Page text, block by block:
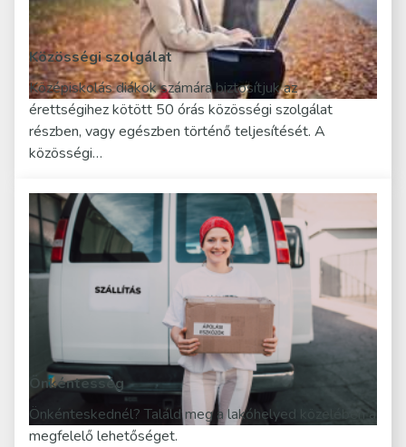
Közösségi szolgálat
Középiskolás diákok számára biztosítjuk az
érettségihez kötött 50 órás közösségi szolgálat
részben, vagy egészben történő teljesítését. A
közösségi…
Önkéntesség
Önkénteskednél? Találd meg a lakóhelyed közelében a
megfelelő lehetőséget.